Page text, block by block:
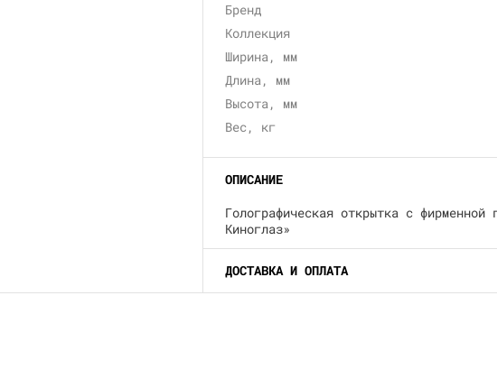
Бренд
Коллекция
Ширина, мм
Длина, мм
Высота, мм
Вес, кг
ОПИСАНИЕ
Голографическая открытка с
Киноглаз»
ДОСТАВКА И ОПЛАТА